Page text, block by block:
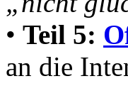
• Teil 5:
an die